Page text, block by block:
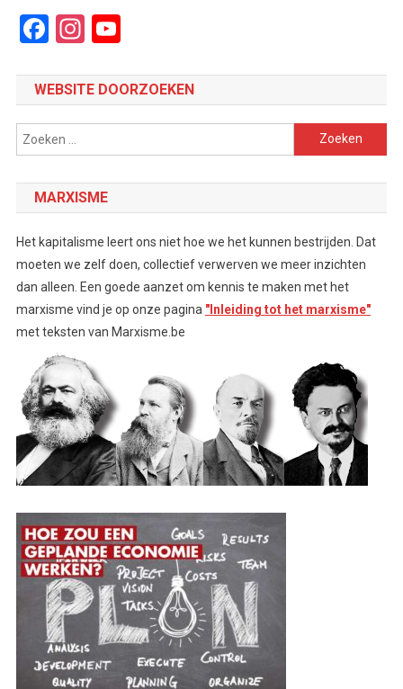
Facebook
Instagram
YouTube
WEBSITE DOORZOEKEN
Zoeken
naar:
MARXISME
Het kapitalisme leert ons niet hoe we het kunnen bestrijden. Dat
moeten we zelf doen, collectief verwerven we meer inzichten
dan alleen. Een goede aanzet om kennis te maken met het
marxisme vind je op onze pagina "Inleiding tot het marxisme"
met teksten van Marxisme.be